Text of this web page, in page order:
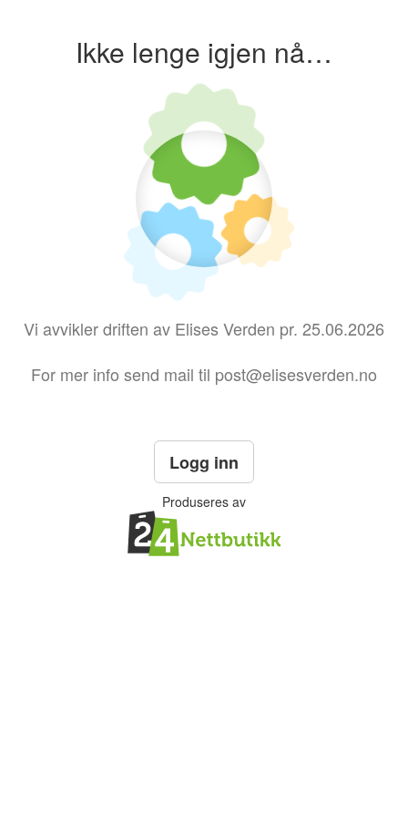
Ikke lenge igjen nå…
Vi avvikler driften av Elises Verden pr. 25.06.2026
For mer info send mail til post@elisesverden.no
Logg inn
Produseres av